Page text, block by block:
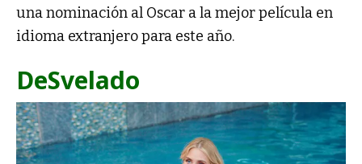
una nominación al Oscar a la mejor película en
idioma extranjero para este año.
DeSvelado